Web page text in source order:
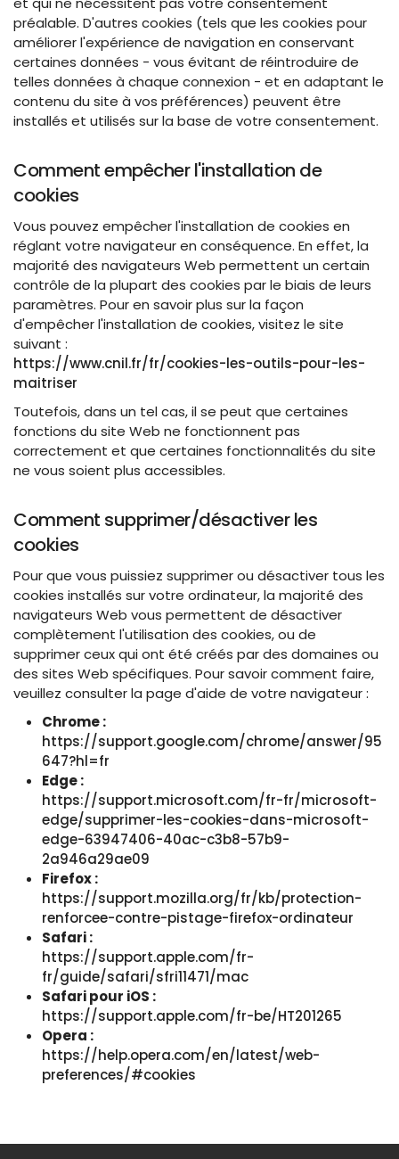
préalable. D'autres cookies (tels que les cookies pour
améliorer l'expérience de navigation en conservant
certaines données - vous évitant de réintroduire de
telles données à chaque connexion - et en adaptant le
contenu du site à vos préférences) peuvent être
installés et utilisés sur la base de votre consentement.
Comment empêcher l'installation de
cookies
Vous pouvez empêcher l'installation de cookies en
réglant votre navigateur en conséquence. En effet, la
majorité des navigateurs Web permettent un certain
contrôle de la plupart des cookies par le biais de leurs
paramètres. Pour en savoir plus sur la façon
d'empêcher l'installation de cookies, visitez le site
suivant :
https://www.cnil.fr/fr/cookies-les-outils-pour-les-
maitriser
Toutefois, dans un tel cas, il se peut que certaines
fonctions du site Web ne fonctionnent pas
correctement et que certaines fonctionnalités du site
ne vous soient plus accessibles.
Comment supprimer/désactiver les
cookies
Pour que vous puissiez supprimer ou désactiver tous les
cookies installés sur votre ordinateur, la majorité des
navigateurs Web vous permettent de désactiver
complètement l'utilisation des cookies, ou de
supprimer ceux qui ont été créés par des domaines ou
des sites Web spécifiques. Pour savoir comment faire,
veuillez consulter la page d'aide de votre navigateur :
Chrome :
https://support.google.com/chrome/answer/95
647?hl=fr
Edge :
https://support.microsoft.com/fr-fr/microsoft-
edge/supprimer-les-cookies-dans-microsoft-
edge-63947406-40ac-c3b8-57b9-
2a946a29ae09
Firefox :
https://support.mozilla.org/fr/kb/protection-
renforcee-contre-pistage-firefox-ordinateur
Safari :
https://support.apple.com/fr-
fr/guide/safari/sfri11471/mac
Safari pour iOS :
https://support.apple.com/fr-be/HT201265
Opera :
https://help.opera.com/en/latest/web-
preferences/#cookies